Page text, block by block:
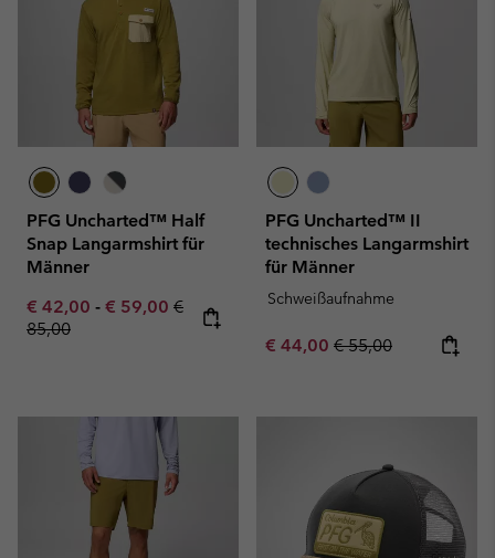
PFG Uncharted™ Half
Snap Langarmshirt für
Männer
Minimum sale price:
€ 42,00 - Maximum sale price:
€ 59,00 Regular price:
€
85,00
PFG Uncharted™ II
technisches Langarmshirt
für Männer
Schweißaufnahme
Sale price:
€ 44,00 Regular price:
€ 55,00